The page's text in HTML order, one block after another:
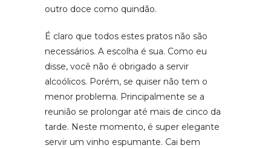
outro doce como quindão.
É claro que todos estes pratos não são
necessários. A escolha é sua. Como eu
disse, você não é obrigado a servir
alcoólicos. Porém, se quiser não tem o
menor problema. Principalmente se a
reunião se prolongar até mais de cinco da
tarde. Neste momento, é super elegante
servir um vinho espumante. Cai bem